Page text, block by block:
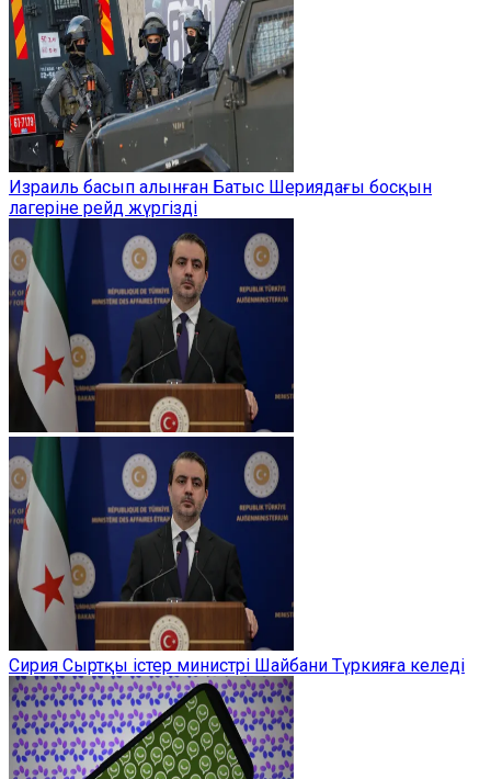
Израиль басып алынған Батыс Шериядағы босқын
лагеріне рейд жүргізді
Сирия Сыртқы істер министрі Шайбани Түркияға келеді